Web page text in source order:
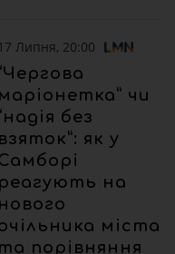
17 Липня, 20:00
маріонетка” чи
без
взяток”: як у
реагують на
нового
міста
та порівняння